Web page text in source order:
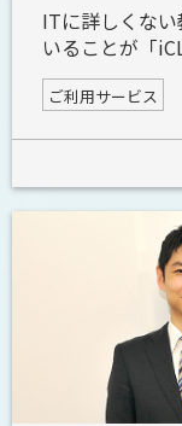
ITに詳しくな
いることが「
ご利用サービス